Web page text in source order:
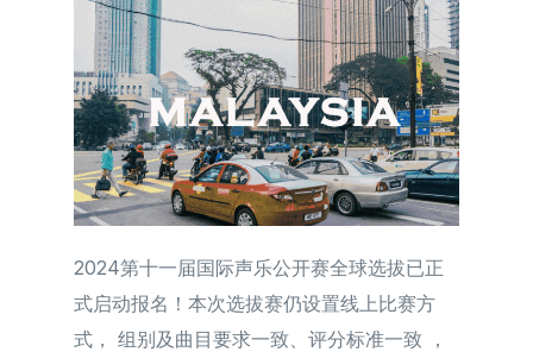
2024第十一届国际声乐公开赛全球选拔已正
式启动报名！本次选拔赛仍设置线上比赛方
式， 组别及曲目要求一致、评分标准一致 ，